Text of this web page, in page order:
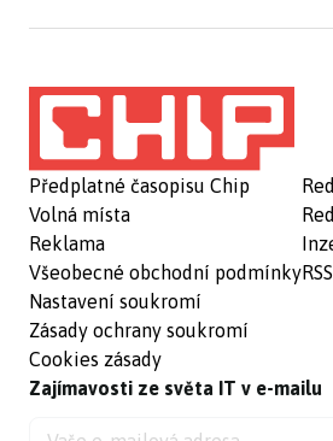
Předplatné časopisu Chip
Volná místa
Reklama
Všeobecné obchodní podmínky
Nastavení soukromí
Zásady ochrany soukromí
Cookies zásady
RSS
Zajímavosti ze světa IT v e-mailu